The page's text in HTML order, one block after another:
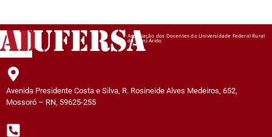
ADUFERSAAssociação dos Docentes da Universidade Federal Rural
do Semi-Árido
Avenida Presidente Costa e Silva, R. Rosineide Alves Medeiros, 652,
Mossoró – RN, 59625-255